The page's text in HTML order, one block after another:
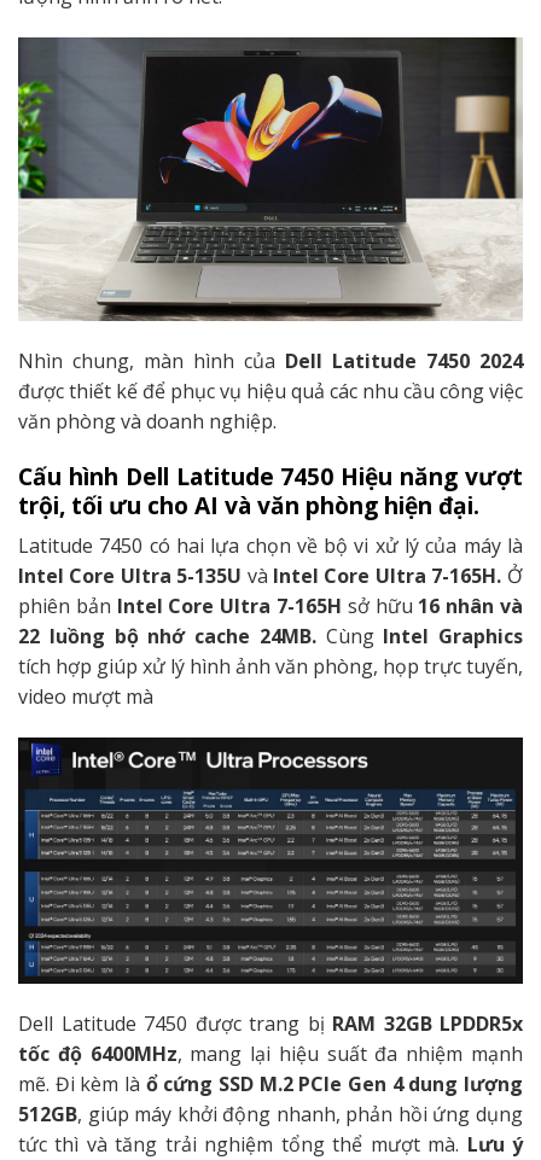
Nhìn chung, màn hình của Dell Latitude 7450 2024
được thiết kế để phục vụ hiệu quả các nhu cầu công việc
văn phòng và doanh nghiệp.
Cấu hình Dell Latitude 7450 Hiệu năng vượt
trội, tối ưu cho AI và văn phòng hiện đại.
Latitude 7450 có hai lựa chọn về bộ vi xử lý của máy là
Intel Core Ultra 5-135U và Intel Core Ultra 7-165H. Ở
phiên bản Intel Core Ultra 7-165H sở hữu 16 nhân và
22 luồng bộ nhớ cache 24MB. CùngIntel Graphics
tích hợp giúp xử lý hình ảnh văn phòng, họp trực tuyến,
video mượt mà
Dell Latitude 7450 được trang bị RAM 32GB LPDDR5x
tốc độ 6400MHz, mang lại hiệu suất đa nhiệm mạnh
mẽ. Đi kèm là ổ cứng SSD M.2 PCIe Gen 4 dung lượng
512GB, giúp máy khởi động nhanh, phản hồi ứng dụng
tức thì và tăng trải nghiệm tổng thể mượt mà. Lưu ý